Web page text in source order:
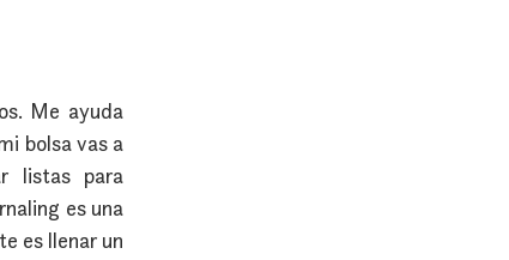
Me ayuda
bolsa vas a
listas para
es una
es llenar un